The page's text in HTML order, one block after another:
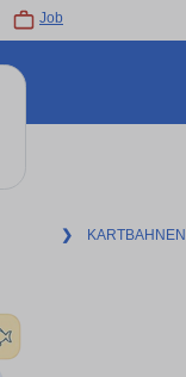
Job
❯ KARTBAHNEN